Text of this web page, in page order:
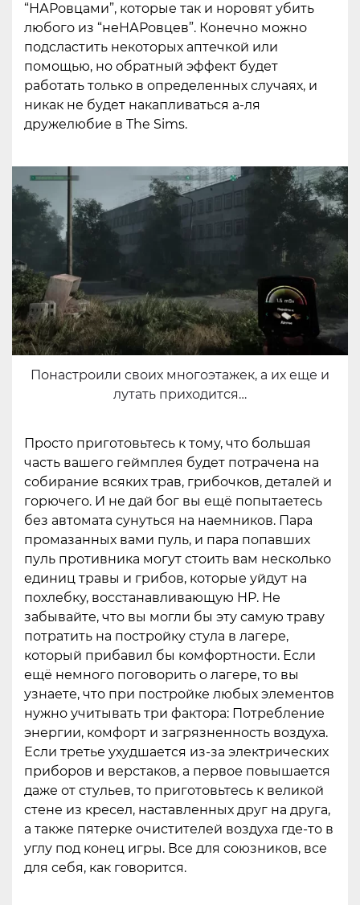
“НАРовцами”, которые так и норовят убить
любого из “неНАРовцев”. Конечно можно
подсластить некоторых аптечкой или
помощью, но обратный эффект будет
работать только в определенных случаях, и
никак не будет накапливаться а-ля
дружелюбие в The Sims.
Понастроили своих многоэтажек, а их еще и
лутать приходится…
Просто приготовьтесь к тому, что большая
часть вашего геймплея будет потрачена на
собирание всяких трав, грибочков, деталей и
горючего. И не дай бог вы ещё попытаетесь
без автомата сунуться на наемников. Пара
промазанных вами пуль, и пара попавших
пуль противника могут стоить вам несколько
единиц травы и грибов, которые уйдут на
похлебку, восстанавливающую HP. Не
забывайте, что вы могли бы эту самую траву
потратить на постройку стула в лагере,
который прибавил бы комфортности. Если
ещё немного поговорить о лагере, то вы
узнаете, что при постройке любых элементов
нужно учитывать три фактора: Потребление
энергии, комфорт и загрязненность воздуха.
Если третье ухудшается из-за электрических
приборов и верстаков, а первое повышается
даже от стульев, то приготовьтесь к великой
стене из кресел, наставленных друг на друга,
а также пятерке очистителей воздуха где-то в
углу под конец игры. Все для союзников, все
для себя, как говорится.